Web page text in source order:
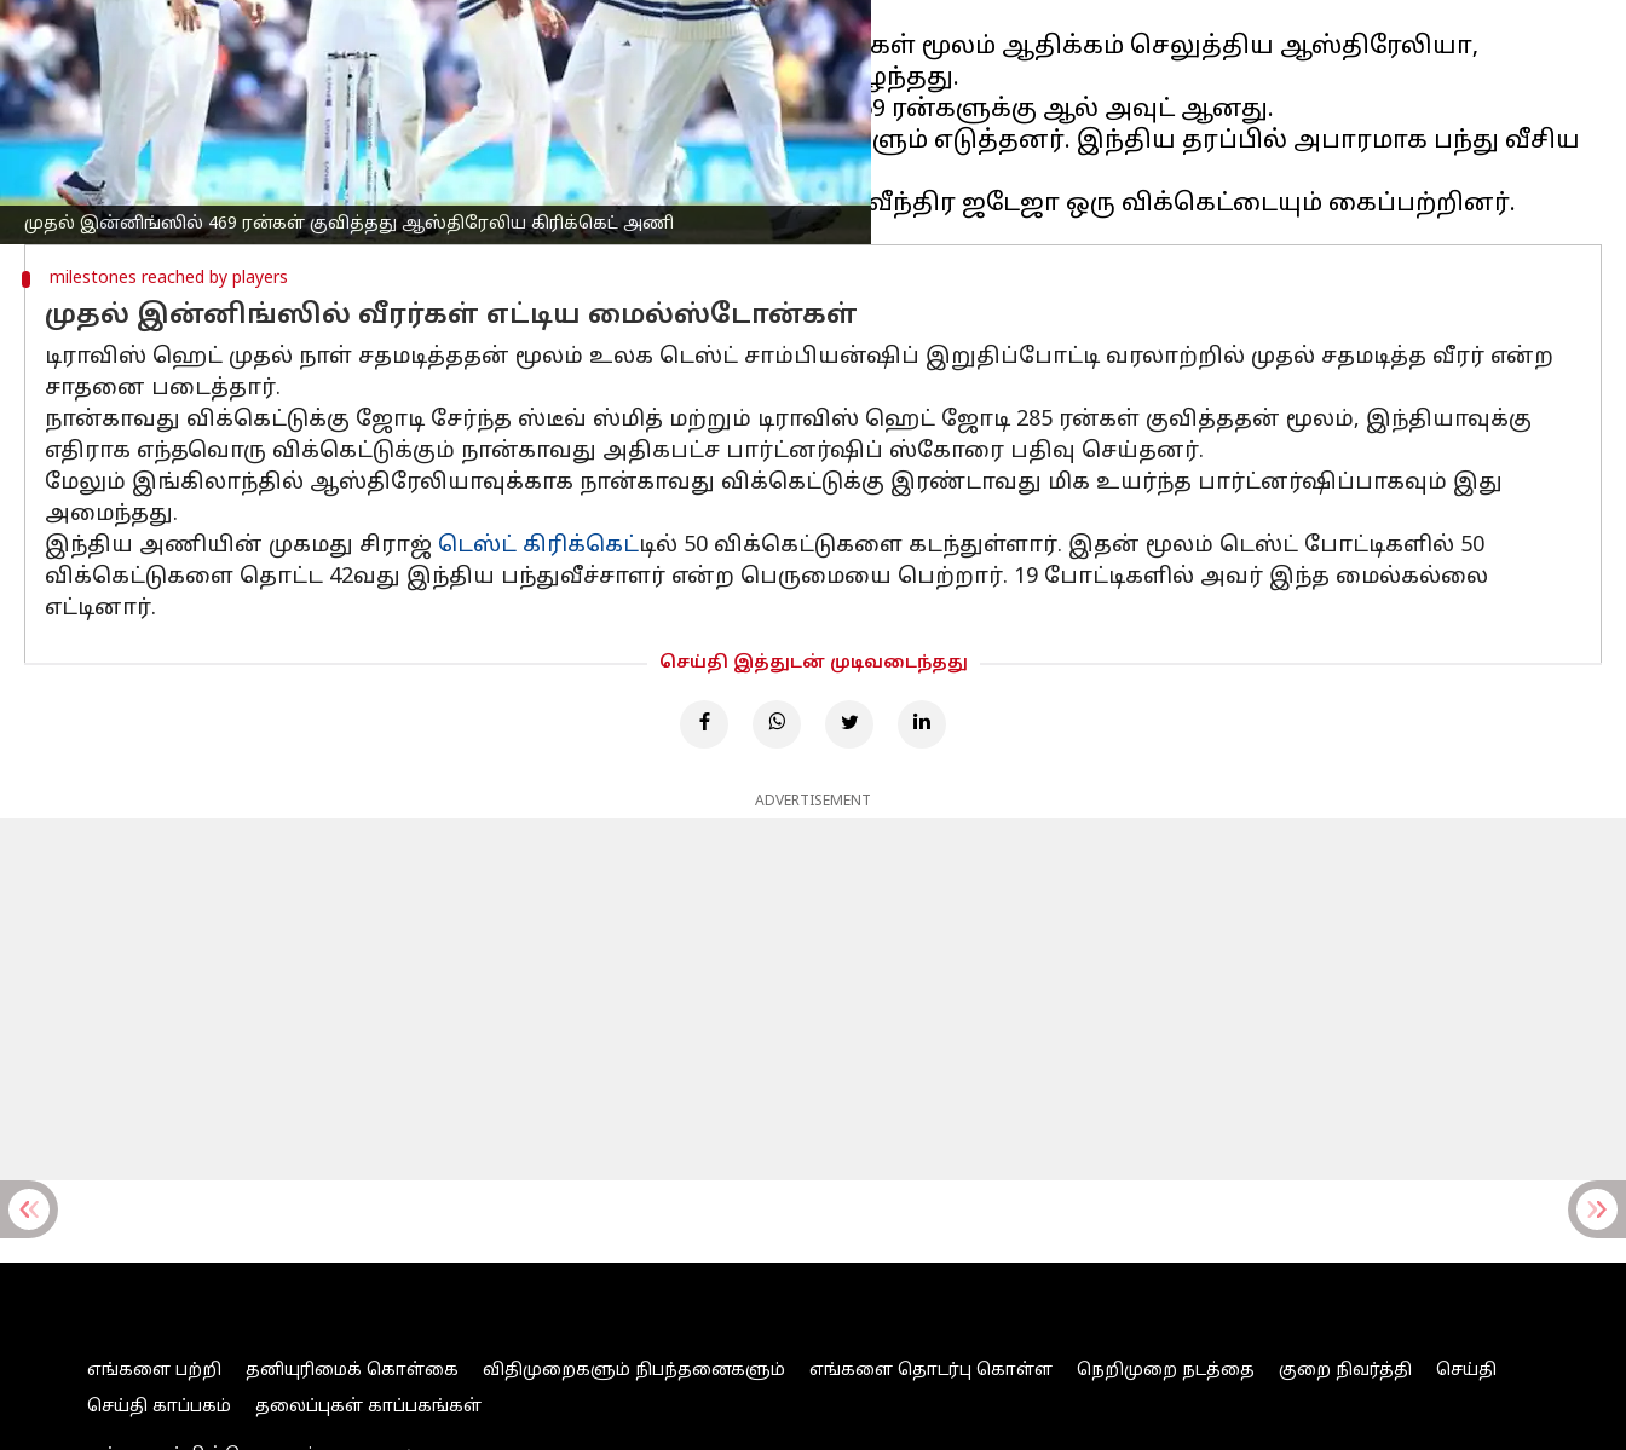
முதல் இன்னிங்ஸில் 469 ரன்கள் குவித்தது ஆஸ்திரேலிய கிரிக்கெட் அணி
இன்னிங்ஸில் 469 ரன்களை குவித்தது.
ஸ்டீவன் ஸ்மித் மற்றும் டிராவிஸ் ஹெட் ஆகியோரின் இரண்டு சதங்கள் மூலம் ஆதிக்கம் செலுத்திய ஆஸ்திரேலியா,
இரண்டாம் நாள் முதல் அமர்வில் அடுத்தடுத்து 4 விக்கெட்டுகளை இழந்தது.
தொடர்ந்து இந்திய அணியின் பந்துவீச்சை சமாளிக்க முடியாமல் 469 ரன்களுக்கு ஆல் அவுட் ஆனது.
அதிகபட்சமாக டிராவிஸ் ஹெட் 163 ரன்களும், ஸ்டீவ் ஸ்மித் 121 ரன்களும் எடுத்தனர். இந்திய தரப்பில் அபாரமாக பந்து வீசிய
முகமது சிராஜ் 4 விக்கெட்டுகளை கைப்பற்றினார்.
milestones reached by players
முதல் இன்னிங்ஸில் வீரர்கள் எட்டிய மைல்ஸ்டோன்கள்
டிராவிஸ் ஹெட் முதல் நாள் சதமடித்ததன் மூலம் உலக டெஸ்ட் சாம்பியன்ஷிப் இறுதிப்போட்டி வரலாற்றில் முதல் சதமடித்த வீரர் என்ற
சாதனை படைத்தார்.
நான்காவது விக்கெட்டுக்கு ஜோடி சேர்ந்த ஸ்டீவ் ஸ்மித் மற்றும் டிராவிஸ் ஹெட் ஜோடி 285 ரன்கள் குவித்ததன் மூலம், இந்தியாவுக்கு
எதிராக எந்தவொரு விக்கெட்டுக்கும் நான்காவது அதிகபட்ச பார்ட்னர்ஷிப் ஸ்கோரை பதிவு செய்தனர்.
மேலும் இங்கிலாந்தில் ஆஸ்திரேலியாவுக்காக நான்காவது விக்கெட்டுக்கு இரண்டாவது மிக உயர்ந்த பார்ட்னர்ஷிப்பாகவும் இது
அமைந்தது.
இந்திய அணியின் முகமது சிராஜ் டெஸ்ட் கிரிக்கெட்டில் 50 விக்கெட்டுகளை கடந்துள்ளார். இதன் மூலம் டெஸ்ட் போட்டிகளில் 50
விக்கெட்டுகளை தொட்ட 42வது இந்திய பந்துவீச்சாளர் என்ற பெருமையை பெற்றார். 19 போட்டிகளில் அவர் இந்த மைல்கல்லை
எட்டினார்.
செய்தி இத்துடன் முடிவடைந்தது
ADVERTISEMENT
எங்களை பற்றி தனியுரிமைக் கொள்கை விதிமுறைகளும் நிபந்தனைகளும் எங்களை தொடர்பு கொள்ள நெறிமுறை நடத்தை குறை நிவர்த்தி
செய்தி
செய்தி காப்பகம்
தலைப்புகள் காப்பகங்கள்